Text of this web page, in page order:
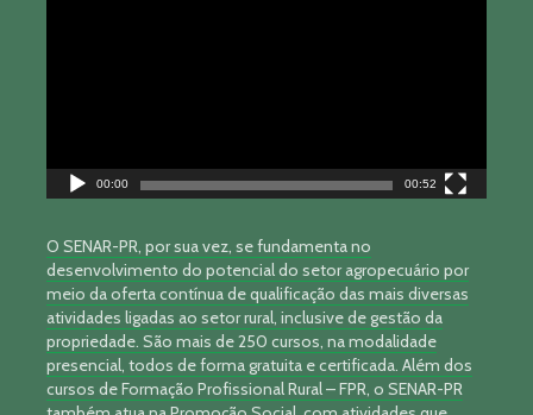
00:00 00:52
O SENAR-PR, por sua vez, se fundamenta no
desenvolvimento do potencial do setor agropecuário por
meio da oferta contínua de qualificação das mais diversas
atividades ligadas ao setor rural, inclusive de gestão da
propriedade. São mais de 250 cursos, na modalidade
presencial, todos de forma gratuita e certificada. Além dos
cursos de Formação Profissional Rural – FPR, o SENAR-PR